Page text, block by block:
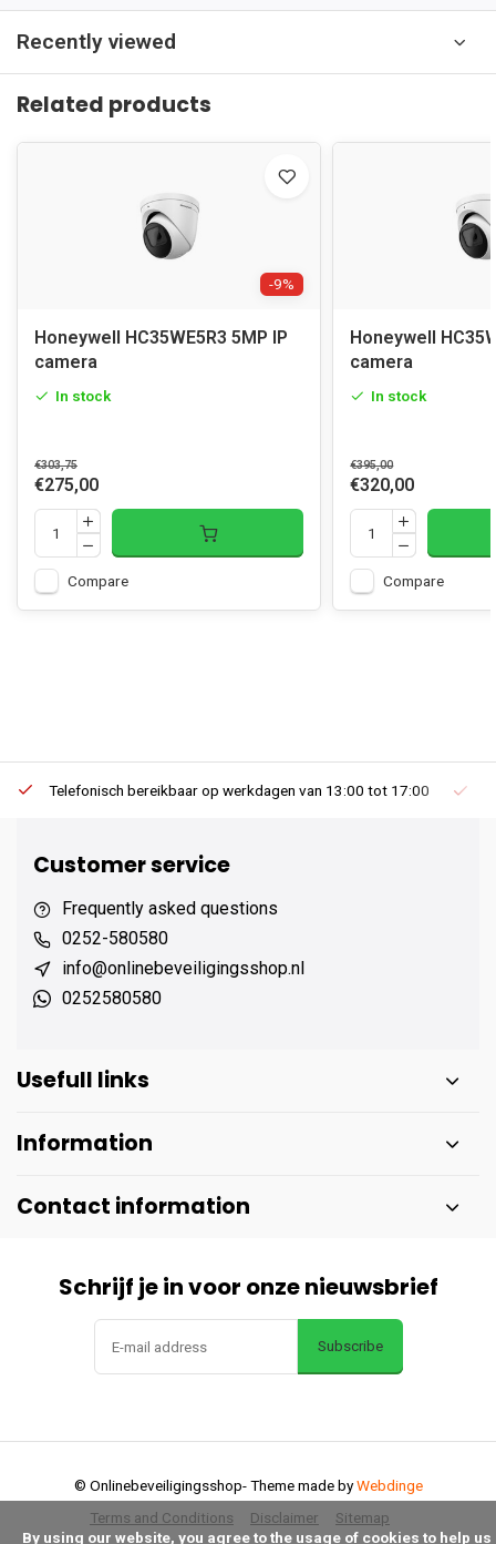
Recently viewed
Related products
-9%
Honeywell HC35WE5R3 5MP IP
camera
In stock
€303,75
€275,00
Compare
Honeywell
camera
In stock
€395,00
€320,00
Compare
Telefonisch bereikbaar op werkdagen van 13:00 tot 17:00
Customer service
Frequently asked questions
0252-580580
info@onlinebeveiligingsshop.nl
0252580580
Usefull links
Information
Contact information
Schrijf je in voor onze nieuwsbrief
Subscribe
Terms and Conditions Disclaimer Sitemap
© Onlinebeveiligingsshop- Theme made byWebdinge